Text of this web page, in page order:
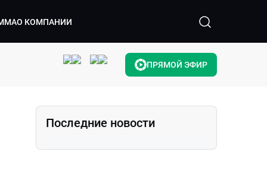
О КОМПАНИИ
ПРЯМОЙ ЭФИР
Последние новости